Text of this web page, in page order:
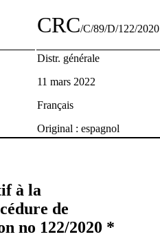
CRC/C/89/D/122/2020
Distr. générale
11 mars 2022
Français
Original : espagnol
à la
de
no 122/2020 *